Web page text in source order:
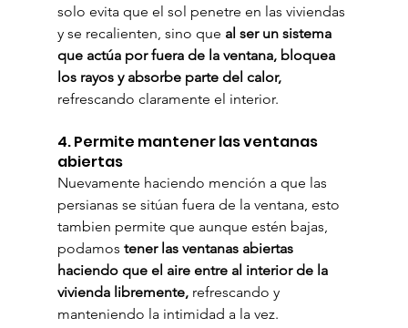
solo evita que el sol penetre en las viviendas
y se recalienten, sino que al ser un sistema
que actúa por fuera de la ventana, bloquea
los rayos y absorbe parte del calor,
refrescando claramente el interior.
4. Permite mantener las ventanas
abiertas
Nuevamente haciendo mención a que las
persianas se sitúan fuera de la ventana, esto
tambien permite que aunque estén bajas,
podamos tener las ventanas abiertas
haciendo que el aire entre al interior de la
vivienda libremente, refrescando y
manteniendo la intimidad a la vez.